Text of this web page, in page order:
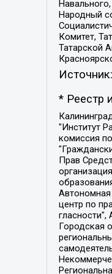
Народный
Комитет,
Татарской
Источник:
* Реестр
Калининградская региональная общественная организация "Экозащита!-Женсовет", Фонд содействия защите прав и свобод граждан "Общественный вердикт", Фонд "Институт Развития Свободы Информации", Частное учреждение "Информационное агентство МЕМО. РУ", Региональная общественная организация "Общественная комиссия по сохранению наследия академика Сахарова", Фонд поддержки свободы прессы, Санкт-Петербургская общественная правозащитная организация "Гражданский контроль", Межрегиональная общественная организация "Информационно-просветительский центр "Мемориал", Региональный Фонд "Центр Защиты Прав Средств Массовой Информации", с 05.12.2023 Фонд "Центр Защиты Прав Средств массовой информации",